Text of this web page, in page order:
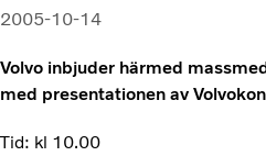
2005-10-14
Volvo inbjuder härmed
med presentationen av
Tid: kl 10.00